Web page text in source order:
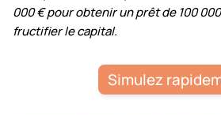
000 € pour obtenir un prêt de 100
fructifier le capital.
Simulez